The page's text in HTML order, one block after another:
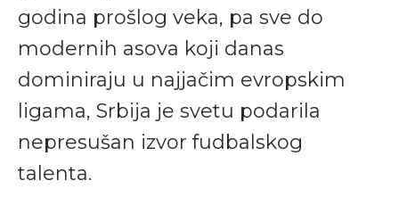
godina prošlog veka, pa sve do
modernih asova koji danas
dominiraju u najjačim evropskim
ligama, Srbija je svetu podarila
nepresušan izvor fudbalskog
talenta.